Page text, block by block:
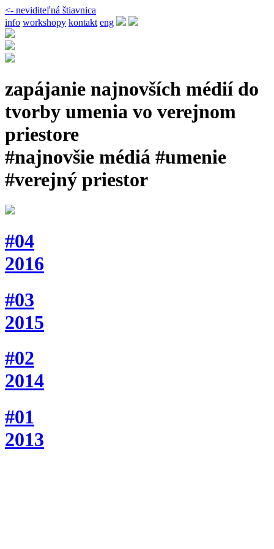
<- neviditeľná štiavnica
info workshopy kontakt eng
zapájanie najnovších médií do
tvorby umenia vo verejnom
priestore
#najnovšie médiá #umenie
#verejný priestor
#04
2016
#03
2015
#02
2014
#01
2013